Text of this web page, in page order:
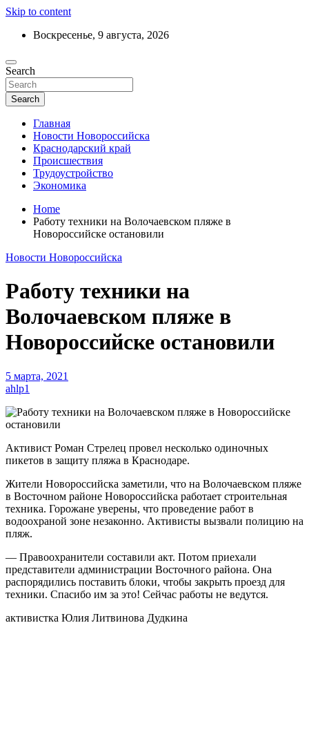
Skip to content
Воскресенье, 9 августа, 2026
Актуальные новости Новороссийска и
Краснодарского края
Ежедневный дайджест событий региона
Search
Search
Главная
Новости Новороссийска
Краснодарский край
Происшествия
Трудоустройство
Экономика
Home
Работу техники на Волочаевском пляже в
Новороссийске остановили
Новости Новороссийска
Работу техники на
Волочаевском пляже в
Новороссийске остановили
5 марта, 2021
ahlp1
Активист Роман Стрелец провел несколько одиночных
пикетов в защиту пляжа в Краснодаре.
Жители Новороссийска заметили, что на Волочаевском пляже
в Восточном районе Новороссийска работает строительная
техника. Горожане уверены, что проведение работ в
водоохраной зоне незаконно. Активисты вызвали полицию на
пляж.
— Правоохранители составили акт. Потом приехали
представители администрации Восточного района. Она
распорядились поставить блоки, чтобы закрыть проезд для
техники. Спасибо им за это! Сейчас работы не ведутся.
активистка Юлия Литвинова Дудкина